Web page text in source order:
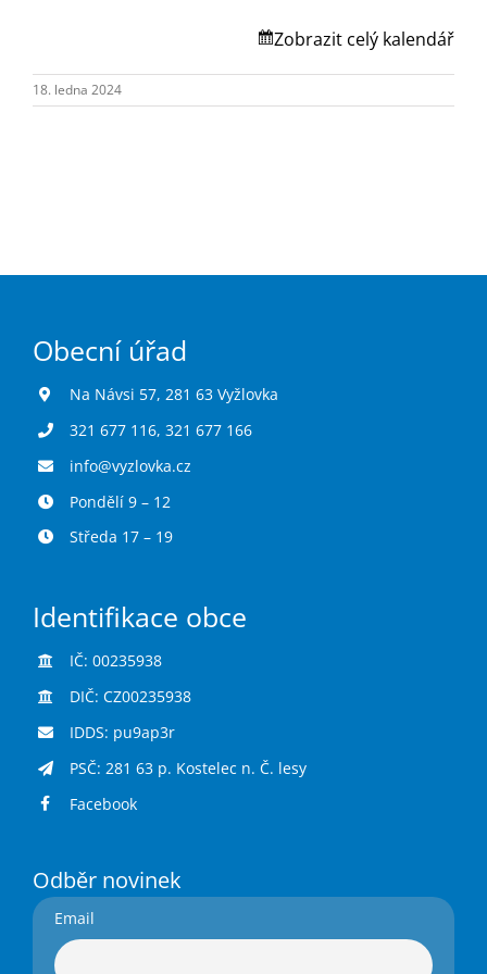
Koupaliště
Zobrazit celý kalendář
18. ledna 2024
Obecní úřad
Na Návsi 57, 281 63 Vyžlovka
321 677 116, 321 677 166
info@vyzlovka.cz
Pondělí 9 – 12
Středa 17 – 19
Identifikace obce
IČ: 00235938
DIČ: CZ00235938
IDDS: pu9ap3r
PSČ: 281 63 p. Kostelec n. Č. lesy
Facebook
Odběr novinek
Email